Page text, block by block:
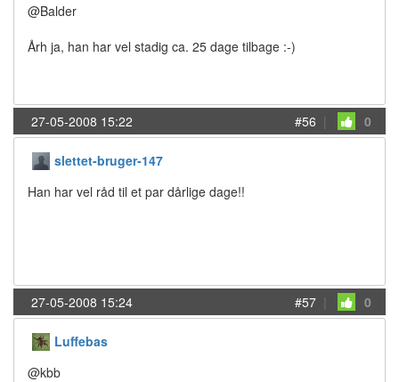
@Balder
Årh ja, han har vel stadig ca. 25 dage tilbage :-)
27-05-2008 15:22 #56 | 0
slettet-bruger-147
Han har vel råd til et par dårlige dage!!
27-05-2008 15:24 #57 | 0
Luffebas
@kbb